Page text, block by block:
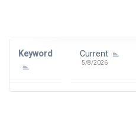
Keyword Current
5/8/2026